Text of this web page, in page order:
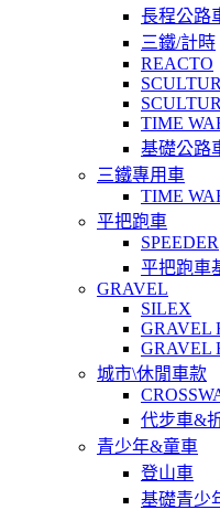
長程公路
三鐵/計時
REACTO
TIME
基礎公路
三鐵專用車
TIME
平把跑車
SPEEDER
平把跑車
GRAVEL
SILEX
GRAVEL
GRAVEL
城市\休閒車款
代步車&
青少年&童車
登山車
基礎青少